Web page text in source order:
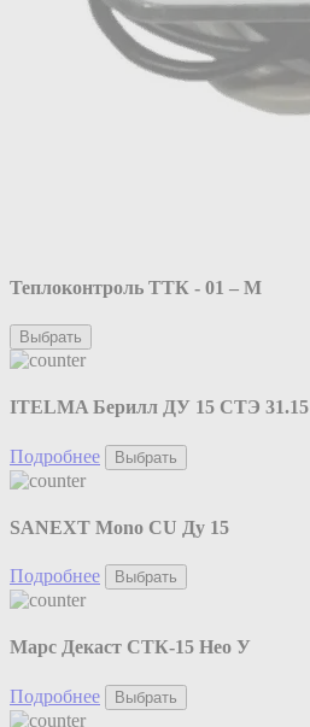
Теплоконтроль ТТК - 01 – М
Выбрать
ITELMA Берилл ДУ 15 СТЭ 31.15
Подробнее Выбрать
SANEXT Mono CU Ду 15
Подробнее Выбрать
Марс Декаст СТК-15 Нео У
Подробнее Выбрать